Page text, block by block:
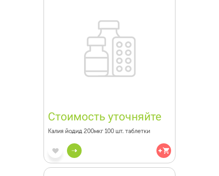
Стоимость уточняйте
Калия йодид 200мкг 100 шт. таблетки